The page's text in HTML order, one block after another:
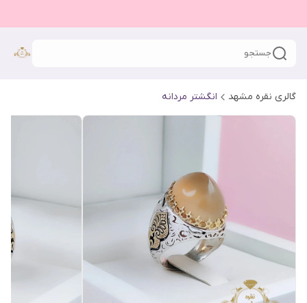
جستجو
گالری نقره مشهد انگشتر مردانه